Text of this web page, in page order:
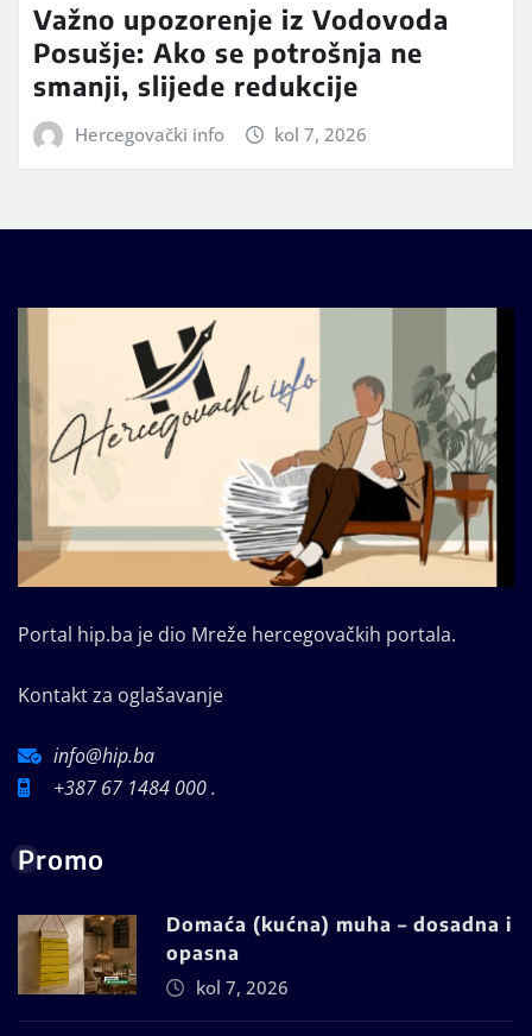
Važno upozorenje iz Vodovoda
Posušje: Ako se potrošnja ne
smanji, slijede redukcije
Hercegovački info kol 7, 2026
Portal hip.ba je dio Mreže hercegovačkih portala.
Kontakt za oglašavanje
info@hip.ba
+387 67 1484 000 .
Promo
Domaća (kućna) muha – dosadna i
opasna
kol 7, 2026